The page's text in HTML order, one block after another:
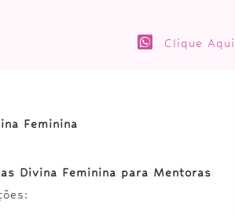
Clique Aqui
Feminina
Divina Feminina para Mentoras